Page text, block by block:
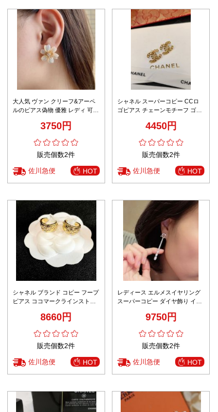
大人気 ヴァン クリーフ&アーペ
ルのピアス偽物 優雅 レディ 可愛
3750円
販売個数2件
佐川急便 HOT
シャネル スーパーコピー CCロ
ゴピアス チェーンモチーフ ゴー
4450円
販売個数2件
佐川急便 HOT
シャネル ブランド コピー フープ
ピアス ココマークラインストー
8660円
販売個数2件
佐川急便 HOT
レディース エルメスイヤリング
スーパーコピー ダイヤ飾り イヤ
9750円
販売個数2件
佐川急便 HOT